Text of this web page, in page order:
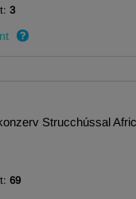
3
Strucchússal
69